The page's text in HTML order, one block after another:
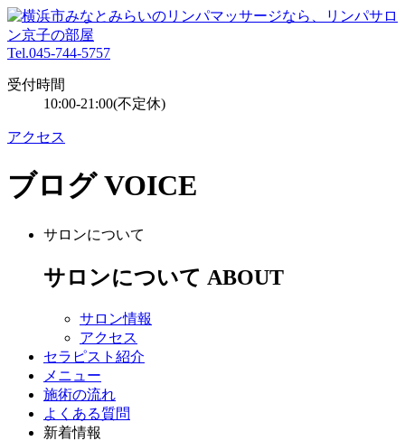
Tel.045-744-5757
受付時間
10:00-21:00(不定休)
アクセス
ブログ VOICE
サロンについて
サロンについて ABOUT
サロン情報
アクセス
セラピスト紹介
メニュー
施術の流れ
よくある質問
新着情報